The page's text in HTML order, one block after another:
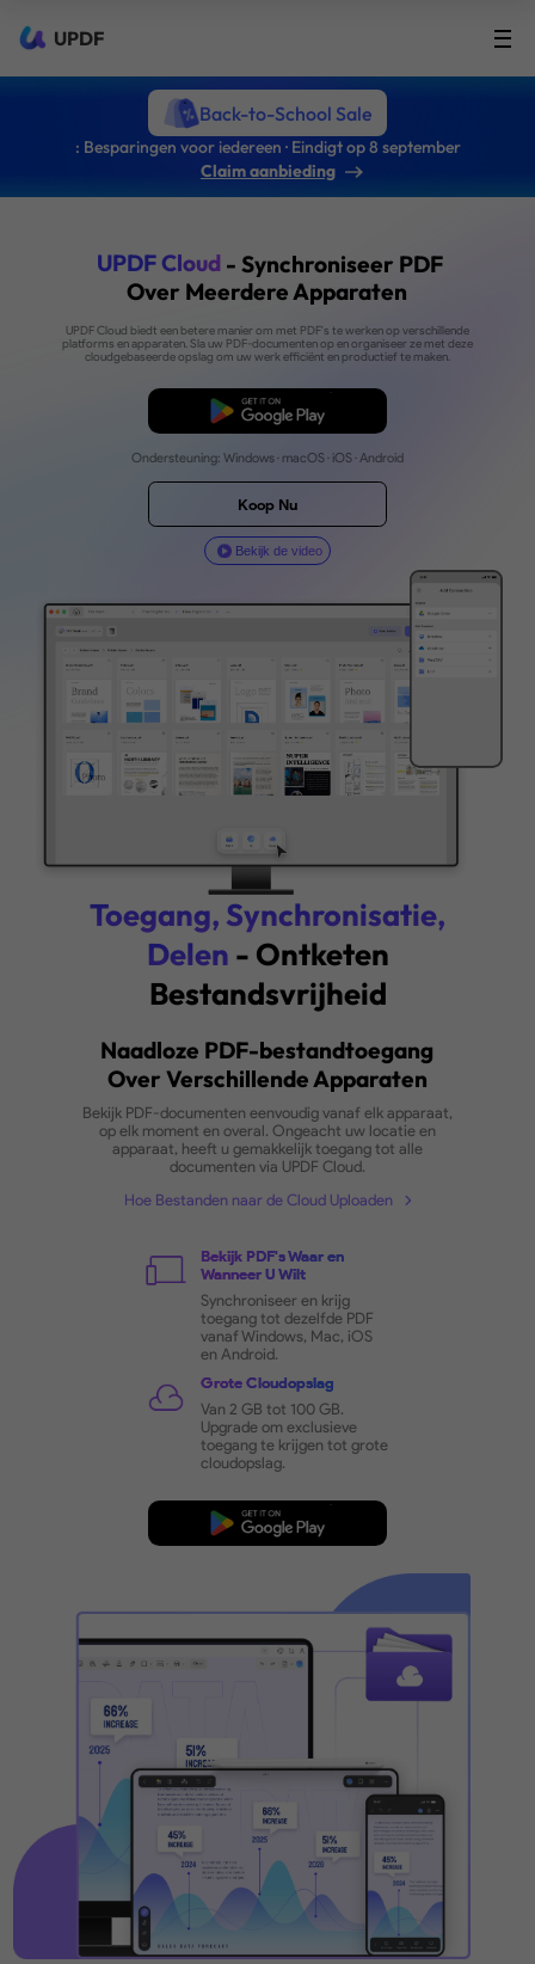
UPDF
Back-to-School Sale
: Besparingen voor iedereen · Eindigt op 8 september
Claim aanbieding
UPDF Cloud- Synchroniseer
Over Meerdere Apparaten
UPDF Cloud biedt een betere manier om met PDF's te werken op
platforms en apparaten. Sla uw PDF-documenten op en organiseer ze
Gratis Download
Ondersteuning: Windows · macOS · iOS · Android
Bekijk de video
Toegang,
Delen- Ontketen
Bestandsvrijheid
Naadloze PDF-
Over Verschillende Apparaten
Bekijk PDF-documenten eenvoudig vanaf elk
op elk moment en overal. Ongeacht uw locatie
apparaat, heeft u gemakkelijk toegang tot alle
documenten via UPDF Cloud.
Hoe Bestanden naar de Cloud Uploaden
Bekijk PDF's Waar en
Wanneer U Wilt
Synchroniseer en krijg
toegang tot dezelfde PDF
vanaf Windows, Mac, iOS
Van 2 GB tot 100 GB.
Upgrade om exclusieve
toegang te krijgen tot grote
cloudopslag.
Gratis Download